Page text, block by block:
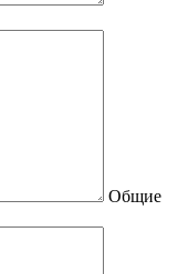
Общие